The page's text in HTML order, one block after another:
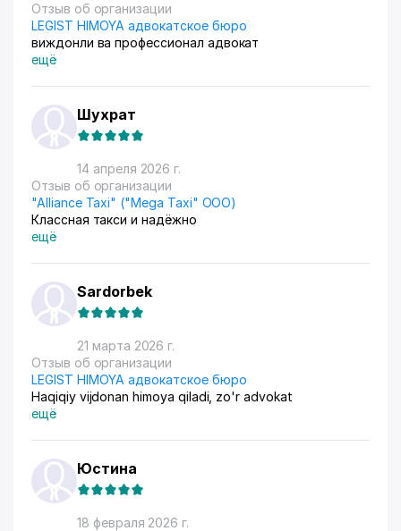
Отзыв об организации
LEGIST HIMOYA адвокатское бюро
виждонли ва профессионал адвокат
ещё
Шухрат
14 апреля 2026 г.
Отзыв об организации
"Alliance Taxi" ("Mega Taxi" ООО)
Классная такси и надёжно
ещё
Sardorbek
21 марта 2026 г.
Отзыв об организации
LEGIST HIMOYA адвокатское бюро
Haqiqiy vijdonan himoya qiladi, zo'r advokat
ещё
Юстина
18 февраля 2026 г.